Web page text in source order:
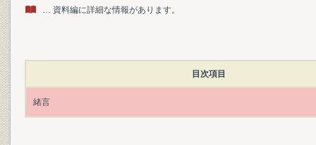
… 資料編に詳細な情報があります。
目次項目
緒言